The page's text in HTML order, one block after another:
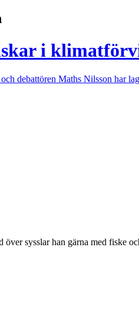
i
debattören Maths Nilsson har
sysslar han gärna med fiske